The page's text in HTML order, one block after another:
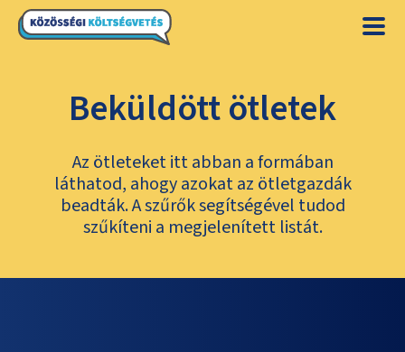
Beküldött ötletek
Az ötleteket itt abban a formában
láthatod, ahogy azokat az ötletgazdák
beadták. A szűrők segítségével tudod
szűkíteni a megjelenített listát.